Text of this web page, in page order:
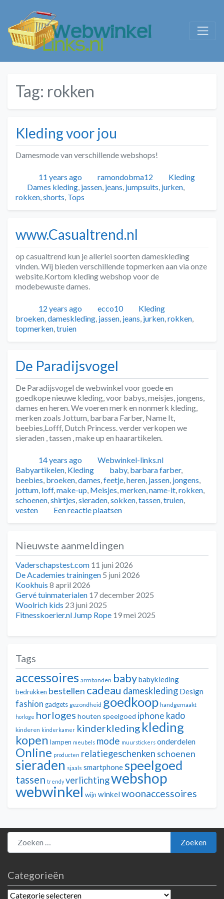
Tag: rokken
Kleding voor jou
Damesmode van verschillende webshops!
Geplaatst
11 years ago Auteur
ramondobma12 Categorieën
Kleding
Tags
Dames kleding jassen jeans jumpsuits jurken
rokken shorts Tops
www.Casualtrend.nl
op casualtrend kun je allerlei soorten dameskleding
vinden. Wij bieden verschillende topmerken aan via onze
website.Kortom kleding webshop voor de
modebewuste dames.
Geplaatst
12 years ago Auteur
ecco10 Categorieën
Kleding
broeken dameskleding jassen jeans jurken rokken
topmerken truien
De Paradijsvogel
De Paradijsvogel de webwinkel voor goede en
goedkope nieuwe kleding, voor babys, meisjes, jongens,
dames en heren. We voeren merk en nonmerk kleding,
merken zoals Jottum, barbara Farber, Name It,
beebies,Lofff, Dutch Princess. verder verkopen we
sieraden , tassen , make up en haarartikelen.
Geplaatst
14 years ago Auteur
Webwinkel-links.nl
Babyartikelen Kleding Tags
baby, barbara farber,
beebies broeken dames feetje heren jassen jongens
jottum loff, make-up Meisjes merken name-it rokken
schoenen shirtjes sieraden sokken tassen truien
vesten
Een reactie plaatsen
Nieuwste aanmeldingen
Vaderschapstest.com 11 juni 2026
De Academies trainingen 5 juni 2026
Kookhuis 8 april 2026
Gervé tuinmaterialen 17 december 2025
Woolrich kids 23 juni 2025
Fitnesskoerier.nl Jump Rope 19 mei 2025
Tags
accessoires armbanden babybabykleding
bedrukken bestellen cadeau dameskleding Design
fashion gadgets gezondheid goedkoop handgemaakt
horloge horloges houten speelgoed iphone kado
kinderen kinderkamer kinderkleding kleding
kopen lampen meubels mode muurstickers onderdelen
Online producten relatiegeschenken schoenen
sieraden sjaals smartphonespeelgoed
tassen trendy verlichtingwebshop
webwinkel wijn winkelwoonaccessoires
Zoeken naar:
Zoeken
Categorieën
Categorieën